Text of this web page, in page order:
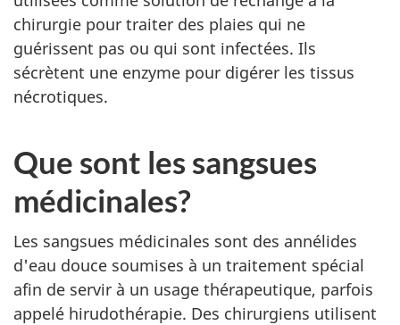
chirurgie pour traiter des plaies qui ne
guérissent pas ou qui sont infectées. Ils
sécrètent une enzyme pour digérer les tissus
nécrotiques.
Que sont les sangsues
médicinales?
Les sangsues médicinales sont des annélides
d'eau douce soumises à un traitement spécial
afin de servir à un usage thérapeutique, parfois
appelé hirudothérapie. Des chirurgiens utilisent